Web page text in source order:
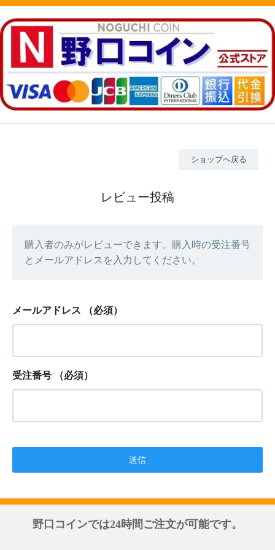
ショップへ戻る
レビュー投稿
購入者のみがレビューできます。購入時の受注番号
とメールアドレスを入力してください。
メールアドレス （必須）
受注番号 （必須）
野口コインでは24時間ご注文が可能です。